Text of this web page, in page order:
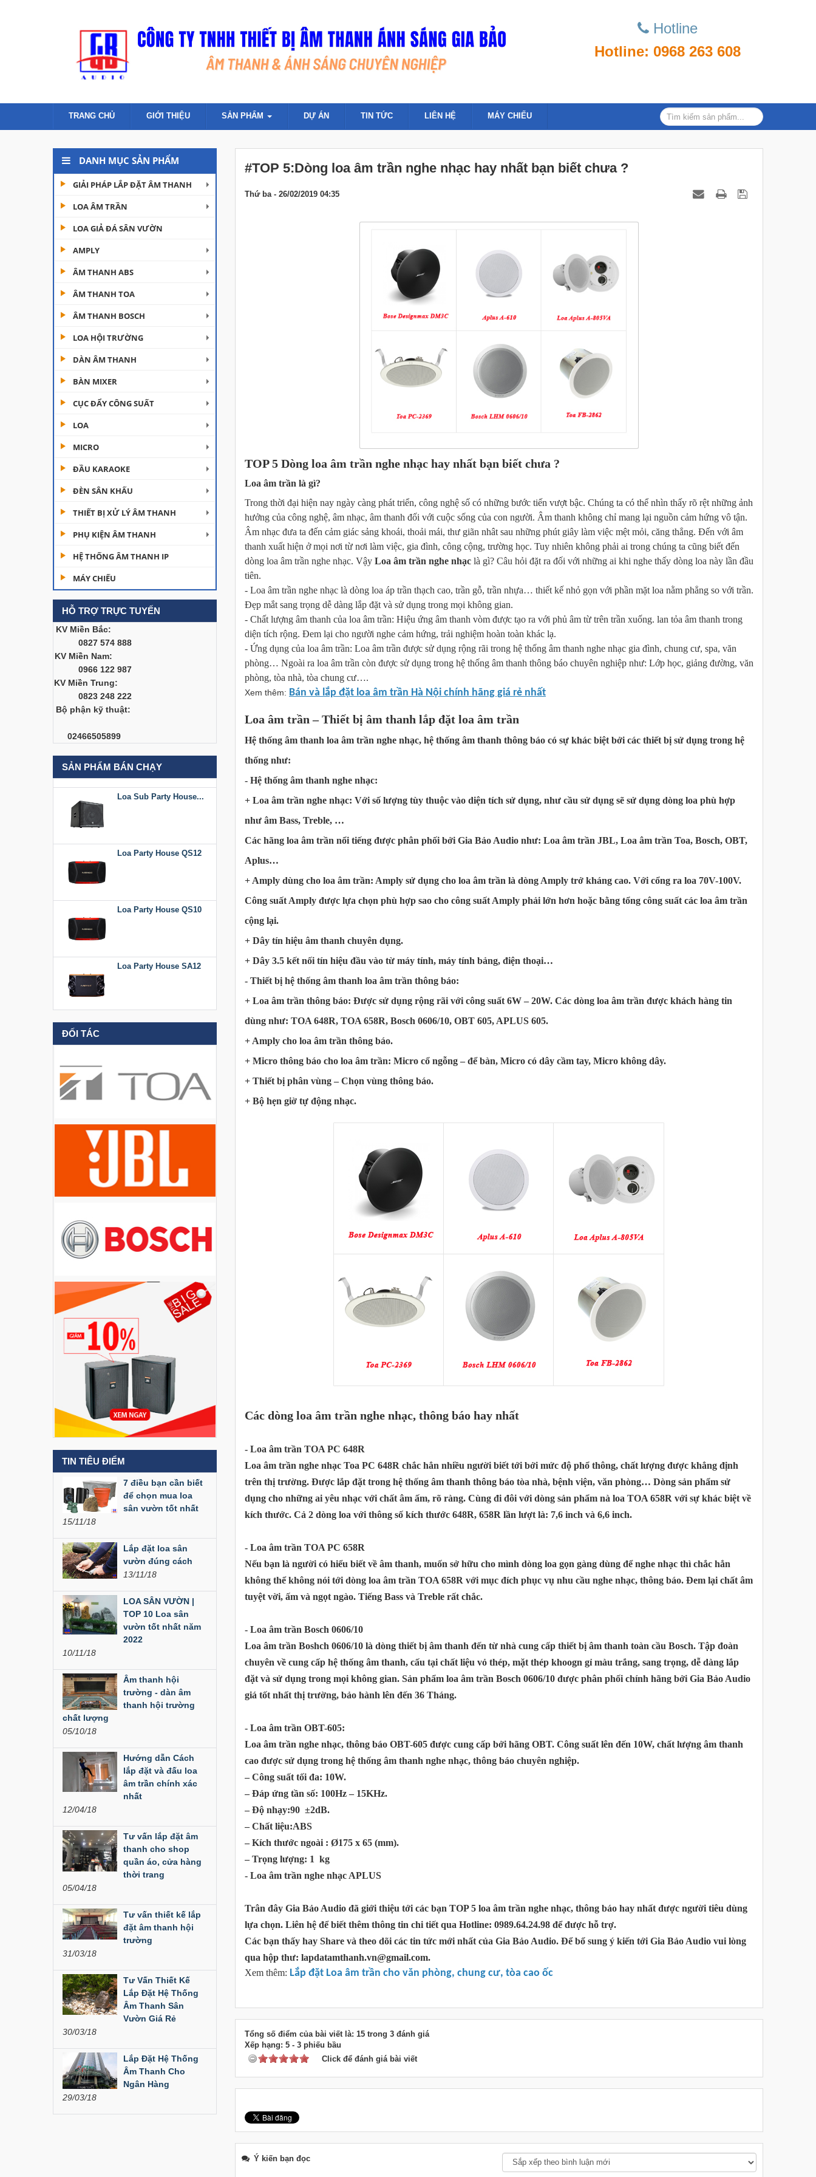
Hotline
Hotline: 0968 263 608
TRANG CHỦ GIỚI THIỆU SẢN PHẨM DỰ ÁN TIN TỨC LIÊN HỆ MÁY CHIẾU
DANH MỤC SẢN PHẨM
GIẢI PHÁP LẮP ĐẶT ÂM THANH
LOA ÂM TRẦN
LOA GIẢ ĐÁ SÂN VƯỜN
AMPLY
ÂM THANH ABS
ÂM THANH TOA
ÂM THANH BOSCH
LOA HỘI TRƯỜNG
DÀN ÂM THANH
BÀN MIXER
CỤC ĐẨY CÔNG SUẤT
LOA
MICRO
ĐẦU KARAOKE
ĐÈN SÂN KHẤU
THIẾT BỊ XỬ LÝ ÂM THANH
PHỤ KIỆN ÂM THANH
HỆ THỐNG ÂM THANH IP
MÁY CHIẾU
HỖ TRỢ TRỰC TUYẾN
KV Miền Bắc:
0827 574 888
KV Miền Nam:
0966 122 987
KV Miền Trung:
0823 248 222
Bộ phận kỹ thuật:
02466505899
SẢN PHẨM BÁN CHẠY
Cục đẩy công suất
Dàn âm thanh hội
trường...
Bàn Mixer
Allen&Heath...
Bàn Mixer
Loa Sub Party House
D218
Loa Sub Party House...
Loa Party House QS12
Loa Party House QS10
Loa Party House SA12
Loa Party House KT510
Loa Party House PH12
Loa Party House PH10
Loa Party House AP12
Loa Party House AP10
Loa Party House MF15
Loa Party House MF12
Đèn Led Moving 108
Đèn Moving Beam
350W
Đèn Moving Beam 230
Plus
Cục đẩy công suất
Dàn âm thanh hội
200,000,000
Bàn Mixer
Allen&Heath...
Bàn Mixer
Allen&Heath...
ĐỐI TÁC
TIN TIÊU ĐIỂM
7 điều bạn cần biết
để chọn mua loa
sân vườn tốt nhất
15/11/18
Lắp đặt loa sân
vườn đúng cách
13/11/18
LOA SÂN VƯỜN |
TOP 10 Loa sân
vườn tốt nhất năm
2022
10/11/18
Âm thanh hội
trường - dàn âm
thanh hội trường
chất lượng
05/10/18
Hướng dẫn Cách
lắp đặt và đấu loa
âm trần chính xác
nhất
12/04/18
Tư vấn lắp đặt âm
thanh cho shop
quần áo, cửa hàng
thời trang
05/04/18
Tư vấn thiết kế lắp
đặt âm thanh hội
trường
31/03/18
Tư Vấn Thiết Kế
Lắp Đặt Hệ Thống
Âm Thanh Sân
Vườn Giá Rẻ
30/03/18
Lắp Đặt Hệ Thống
Âm Thanh Cho
Ngân Hàng
29/03/18
#​​​​​​​TOP 5:Dòng loa âm trần nghe nhạc hay nhất bạn biết chưa ?
Thứ ba - 26/02/2019 04:35
TOP 5 Dòng loa âm trần nghe nhạc hay nhất bạn biết chưa ?
Loa âm trần là gì?
Trong thời đại hiện nay ngày càng phát triển, công nghệ số có những bước tiến vượt bậc. Chúng ta có thể nhìn thấy rõ rệt những ảnh
hưởng của công nghệ, âm nhạc, âm thanh đối với cuộc sống của con người. Âm thanh không chỉ mang lại nguồn cảm hứng vô tận.
Âm nhạc đưa ta đến cảm giác sảng khoái, thoải mái, thư giãn nhât sau những phút giây làm việc mệt mỏi, căng thẳng. Đến với âm
thanh xuất hiện ở mọi nơi từ nơi làm việc, gia đình, công cộng, trường học. Tuy nhiên không phải ai trong chúng ta cũng biết đến
dòng loa âm trần nghe nhạc. Vậy Loa âm trần nghe nhạc là gì? Câu hỏi đặt ra đối với những ai khi nghe thấy dòng loa này lần đầu
tiên.
- Loa âm trần nghe nhạc là dòng loa áp trần thạch cao, trần gỗ, trần nhựa… thiết kế nhỏ gọn với phần mặt loa nằm phẳng so với trần.
Đẹp mắt sang trọng dễ dàng lắp đặt và sử dụng trong mọi không gian.
- Chất lượng âm thanh của loa âm trần: Hiệu ứng âm thanh vòm được tạo ra với phủ âm từ trên trần xuống. lan tỏa âm thanh trong
diện tích rộng. Đem lại cho người nghe cảm hứng, trải nghiệm hoàn toàn khác lạ.
- Ứng dụng của loa âm trần: Loa âm trần được sử dụng rộng rãi trong hệ thống âm thanh nghe nhạc gia đình, chung cư, spa, văn
phòng… Ngoài ra loa âm trần còn được sử dụng trong hệ thống âm thanh thông báo chuyên nghiệp như: Lớp học, giảng đường, văn
phòng, tòa nhà, tòa chung cư….
Xem thêm: Bán và lắp đặt loa âm trần Hà Nội chính hãng giá rẻ nhất
Loa âm trần – Thiết bị âm thanh lắp đặt loa âm trần
Hệ thống âm thanh loa âm trần nghe nhạc, hệ thống âm thanh thông báo có sự khác biệt bởi các thiết bị sử dụng trong hệ
thống như:
- Hệ thống âm thanh nghe nhạc:
+ Loa âm trần nghe nhạc: Với số lượng tùy thuộc vào diện tích sử dụng, như cầu sử dụng sẽ sử dụng dòng loa phù hợp
như âm Bass, Treble, …
Các hãng loa âm trần nổi tiếng được phân phối bởi Gia Bảo Audio như: Loa âm trần JBL, Loa âm trần Toa, Bosch, OBT,
Aplus…
+ Amply dùng cho loa âm trần: Amply sử dụng cho loa âm trần là dòng Amply trở kháng cao. Với cổng ra loa 70V-100V.
Công suất Amply được lựa chọn phù hợp sao cho công suất Amply phải lớn hơn hoặc bằng tổng công suất các loa âm trần
cộng lại.
+ Dây tín hiệu âm thanh chuyên dụng.
+ Dây 3.5 kết nối tín hiệu đầu vào từ máy tính, máy tính bảng, điện thoại…
- Thiết bị hệ thống âm thanh loa âm trần thông báo:
+ Loa âm trần thông báo: Được sử dụng rộng rãi với công suất 6W – 20W. Các dòng loa âm trần được khách hàng tin
dùng như: TOA 648R, TOA 658R, Bosch 0606/10, OBT 605, APLUS 605.
+ Amply cho loa âm trần thông báo.
+ Micro thông báo cho loa âm trần: Micro cổ ngỗng – để bàn, Micro có dây cầm tay, Micro không dây.
+ Thiết bị phân vùng – Chọn vùng thông báo.
+ Bộ hẹn giờ tự động nhạc.
Các dòng loa âm trần nghe nhạc, thông báo hay nhất
- Loa âm trần TOA PC 648R
Loa âm trần nghe nhạc Toa PC 648R chắc hẳn nhiều người biết tới bởi mức độ phổ thông, chất lượng được khẳng định
trên thị trường. Được lắp đặt trong hệ thống âm thanh thông báo tòa nhà, bệnh viện, văn phòng… Dòng sản phẩm sử
dụng cho những ai yêu nhạc với chất âm ấm, rõ ràng. Cùng đi đôi với dòng sản phẩm nà loa TOA 658R với sự khác biệt về
kích thước. Cả 2 dòng loa với thông số kích thước 648R, 658R lần lượt là: 7,6 inch và 6,6 inch.
- Loa âm trần TOA PC 658R
Nếu bạn là người có hiểu biết về âm thanh, muốn sở hữu cho mình dòng loa gọn gàng dùng để nghe nhạc thì chắc hẳn
không thể không nói tới dòng loa âm trần TOA 658R với mục đích phục vụ nhu cầu nghe nhạc, thông báo. Đem lại chất âm
tuyệt vời, ấm và ngọt ngào. Tiếng Bass và Treble rất chắc.
- Loa âm trần Bosch 0606/10
Loa âm trần Boshch 0606/10 là dòng thiết bị âm thanh đến từ nhà cung cấp thiết bị âm thanh toàn cầu Bosch. Tập đoàn
chuyên về cung cấp hệ thống âm thanh, cấu tại chất liệu vỏ thép, mặt thép khoogn gỉ màu trắng, sang trọng, dễ dàng lắp
đặt và sử dụng trong mọi không gian. Sản phẩm loa âm trần Bosch 0606/10 được phân phối chính hãng bởi Gia Bảo Audio
giá tốt nhất thị trường, bảo hành lên đến 36 Tháng.
- Loa âm trần OBT-605:
Loa âm trần nghe nhạc, thông báo OBT-605 được cung cấp bởi hãng OBT. Công suất lên đến 10W, chất lượng âm thanh
cao được sử dụng trong hệ thống âm thanh nghe nhạc, thông báo chuyên nghiệp.
– Công suất tối đa: 10W.
– Đáp ứng tần số: 100Hz – 15KHz.
– Độ nhạy:90 ±2dB.
– Chất liệu:ABS
– Kích thước ngoài : Ø175 x 65 (mm).
– Trọng lượng: 1 kg
- Loa âm trần nghe nhạc APLUS
Trân đây Gia Bảo Audio đã giới thiệu tới các bạn TOP 5 loa âm trần nghe nhạc, thông báo hay nhất được người tiêu dùng
lựa chọn. Liên hệ để biết thêm thông tin chi tiết qua Hotline: 0989.64.24.98 để được hỗ trợ.
Các bạn thấy hay Share và theo dõi các tin tức mới nhất của Gia Bảo Audio. Để bổ sung ý kiến tới Gia Bảo Audio vui lòng
qua hộp thư: lapdatamthanh.vn@gmail.com.
Xem thêm: Lắp đặt Loa âm trần cho văn phòng, chung cư, tòa cao ốc
Tổng số điểm của bài viết là: 15 trong 3 đánh giá
Xếp hạng: 5 - 3 phiếu bầu
Click để đánh giá bài viết
Ý kiến bạn đọc